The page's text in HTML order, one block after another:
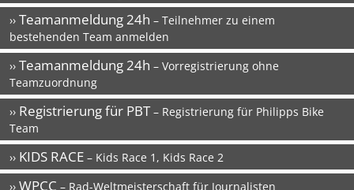
›› Teamanmeldung 24h – Teilnehmer zu einem
bestehenden Team anmelden
›› Teamanmeldung 24h – Vorregistrierung ohne
Teamzuordnung
›› Registrierung für PBT– Registrierung für Philipps Bike
Team
›› KIDS RACE – Kids Race 1, Kids Race 2
›› WPCC – Rad-Weltmeisterschaft für Journalisten